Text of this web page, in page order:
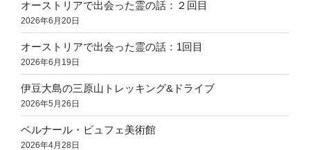
オーストリアで出会った霊の話：２回目
2026年6月20日
オーストリアで出会った霊の話：1回目
2026年6月19日
伊豆大島の三原山トレッキング&ドライブ
2026年5月26日
ベルナール・ビュフェ美術館
2026年4月28日